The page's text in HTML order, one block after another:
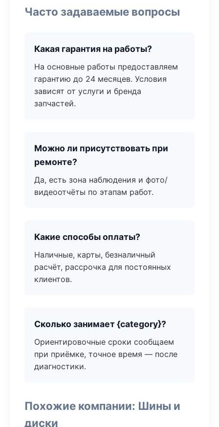
Часто задаваемые вопросы
Какая гарантия на работы?
На основные работы предоставляем
гарантию до 24 месяцев. Условия
зависят от услуги и бренда
запчастей.
Можно ли присутствовать при
ремонте?
Да, есть зона наблюдения и фото/
видеоотчёты по этапам работ.
Какие способы оплаты?
Наличные, карты, безналичный
расчёт, рассрочка для постоянных
клиентов.
Сколько занимает {category}?
Ориентировочные сроки сообщаем
при приёмке, точное время — после
диагностики.
Похожие компании: Шины и
диски